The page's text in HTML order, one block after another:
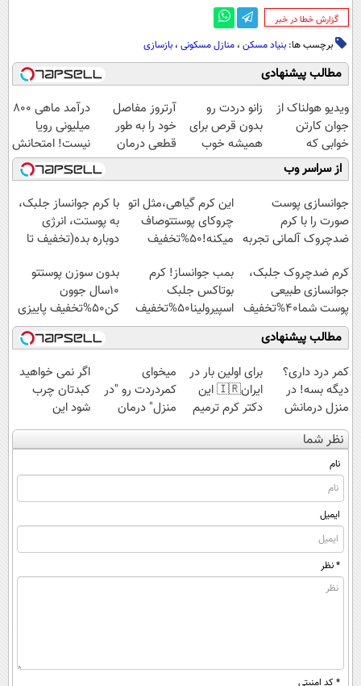
‌گزارش خطا در خبر
برچسب ها: بنیاد مسکن ، منازل مسکونی ، بازسازی
مطالب پیشنهادی
ویدیو هولناک از
جوان کارتن
خوابی که
میلیاردر شد.
آموزش رایگان
زانو دردت رو
بدون قرص برای
همیشه خوب
کن! (قدم اول،
پرسش‌نامه)
آرتروز مفاصل
خود را به طور
قطعی درمان
کنید!
◗پرسش‌نامه◖
درآمد ماهی 800
میلیونی رویا
نیست! امتحانش
مجانیه😉
از سراسر وب
جوانسازی پوست
صورت را با کرم
ضدچروک آلمانی تجربه
این کرم گیاهی،مثل اتو
چروکای پوستتوصاف
میکنه!50%تخفیف
با کرم جوانساز جلبک،
به پوستت، انرژی
دوباره بده(تخفیف تا
کرم ضدچروک جلبک،
جوانسازی طبیعی
پوست شما40%تخفیف
بمب جوانساز! کرم
بوتاکس جلبک
اسپیرولینا50%تخفیف
بدون سوزن پوستتو
10سال جوون
کن50%تخفیف پاییزی
مطالب پیشنهادی
کمر درد داری؟
دیگه بسه! در
منزل درمانش
کن
(◀پرسش‌نامه)
برای اولین بار در
ایران🇮🇷 این
دکتر کرم ترمیم
کننده 23 روزه
ساخت!
میخوای
کمردردت رو "در
منزل" درمان
کنی؟ (◂فیلم +
◂پرسش‌نامه)
اگر نمی خواهید
کبدتان چرب
شود این
نوشیدنی خوش
طعم را بنوشید
نظر شما
نام
ایمیل
* نظر
* کد امنیتی